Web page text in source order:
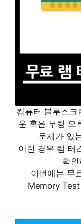
컴퓨터 블루스크
운 혹은 부팅 오
문제가 있
이런 경우 램 테
확
이번에는 무
Memory Test